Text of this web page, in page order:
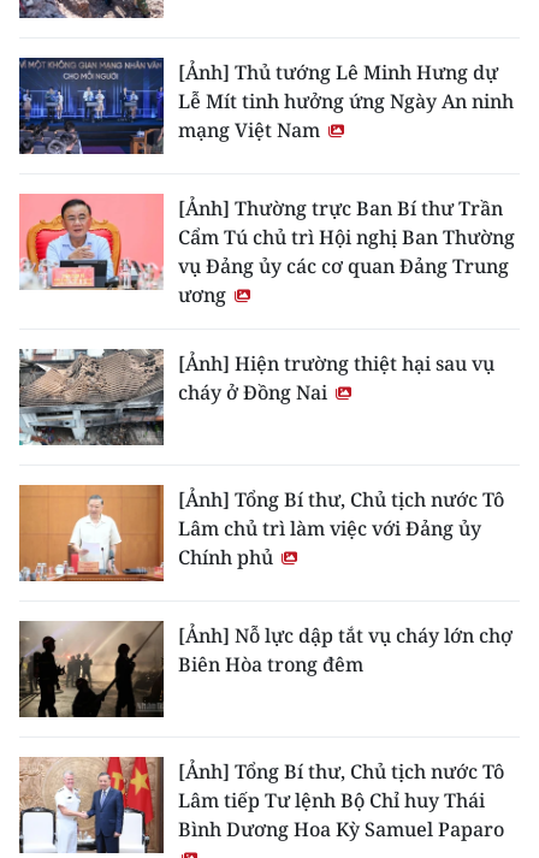
[Ảnh] Thủ tướng Lê Minh Hưng dự
Lễ Mít tinh hưởng ứng Ngày An ninh
mạng Việt Nam
[Ảnh] Thường trực Ban Bí thư Trần
Cẩm Tú chủ trì Hội nghị Ban Thường
vụ Đảng ủy các cơ quan Đảng Trung
ương
[Ảnh] Hiện trường thiệt hại sau vụ
cháy ở Đồng Nai
[Ảnh] Tổng Bí thư, Chủ tịch nước Tô
Lâm chủ trì làm việc với Đảng ủy
Chính phủ
[Ảnh] Nỗ lực dập tắt vụ cháy lớn chợ
Biên Hòa trong đêm
[Ảnh] Tổng Bí thư, Chủ tịch nước Tô
Lâm tiếp Tư lệnh Bộ Chỉ huy Thái
Bình Dương Hoa Kỳ Samuel Paparo